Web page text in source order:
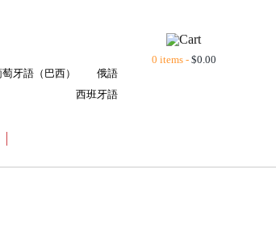
萄牙語（巴西）
俄語
西班牙語
0 items - $0.00